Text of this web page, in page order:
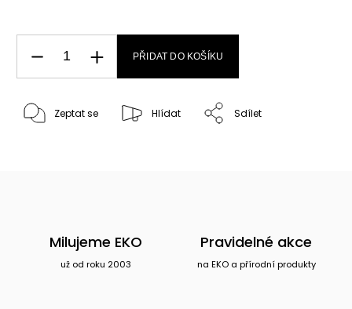
PŘIDAT DO KOŠÍKU
Zeptat se Hlídat Sdílet
Milujeme EKO
už od roku 2003
Pravidelné akce
na EKO a přírodní produkty